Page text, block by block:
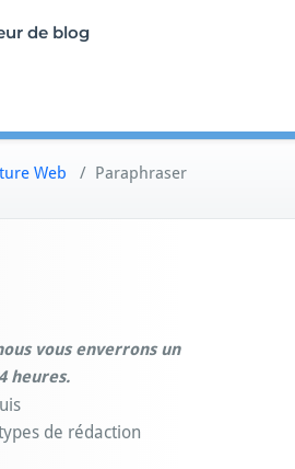
de blog
Web / Paraphraser
vous enverrons un
heures.
de rédaction